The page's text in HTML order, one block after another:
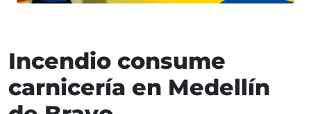
Incendio consume
carnicería en Medellín